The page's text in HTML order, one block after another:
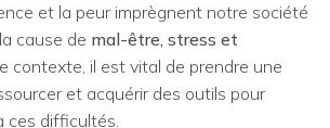
et la peur imprègnent notre société
cause de mal-être, stress et
contexte, il est vital de prendre une
et acquérir des outils pour
ces difficultés.